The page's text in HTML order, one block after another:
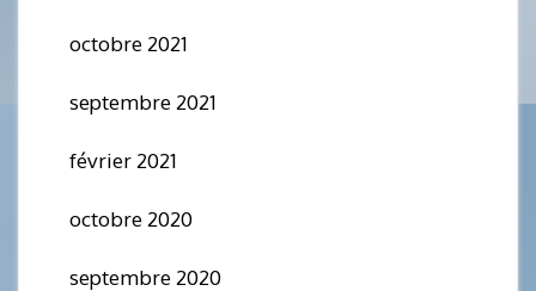
octobre 2021
septembre 2021
février 2021
octobre 2020
septembre 2020